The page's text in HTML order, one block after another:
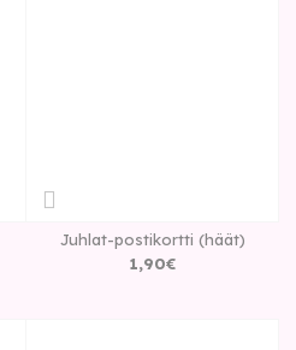
Juhlat-postikortti (häät)
1,90€